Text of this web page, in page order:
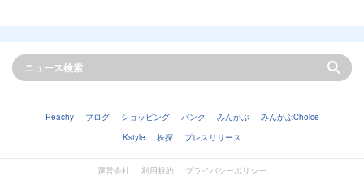
Peachy ブログ ショッピング バンク みんかぶ
みんかぶChoice
Kstyle
株探 プレスリリース
運営会社 利用規約 プライバシーポリシー